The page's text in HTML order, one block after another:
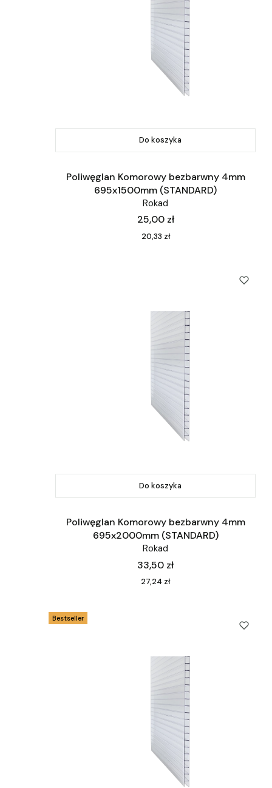
Do koszyka
Poliwęglan Komorowy bezbarwny 4mm
695x1500mm (STANDARD)
Rokad
Cena
25,00 zł
Cena
20,33 zł
Do koszyka
Poliwęglan Komorowy bezbarwny 4mm
695x2000mm (STANDARD)
Rokad
Cena
33,50 zł
Cena
27,24 zł
Bestseller